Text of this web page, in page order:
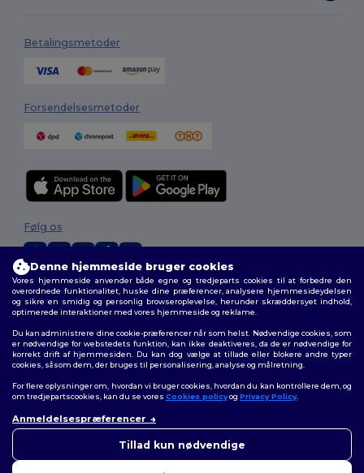
Betalingsmetoder
Forsendelsesmetoder
2026. Alle rettigheder forbeholdes
Vilkår og Betingelser|Tilpasset politik|Fortrolighedspolitik|Politik for
cookies|Sitemap
Følg os
Denne hjemmeside bruger cookies
Vores hjemmeside anvender både egne og tredjeparts cookies til at forbedre den
overordnede funktionalitet, huske dine præferencer, analysere hjemmesideydelsen
og sikre en smidig og personlig browseroplevelse, herunder skræddersyet indhold,
optimerede interaktioner med vores hjemmeside og reklame.
Du kan administrere dine cookie-præferencer når som helst. Nødvendige cookies, som
er nødvendige for webstedets funktion, kan ikke deaktiveres, da de er nødvendige for
korrekt drift af hjemmesiden. Du kan dog vælge at tillade eller blokere andre typer
cookies, såsom dem, der bruges til personalisering, analyse og målretning.
For flere oplysninger om, hvordan vi bruger cookies, hvordan du kan kontrollere dem, og
om tredjepartscookies, kan du se vores Cookies policyog Privacy Policy.
Anmeldelsespræferencer
Tillad kun nødvendige
bekymringer, kan du kontakte